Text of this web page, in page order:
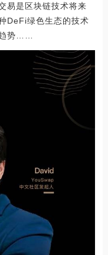
易是区块链技术将来
DeFi绿色生态的技术
势……